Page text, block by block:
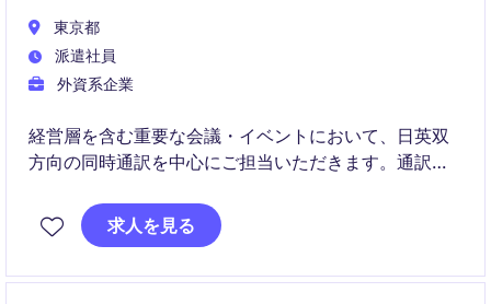
東京都
派遣社員
外資系企業
経営層を含む重要な会議・イベントにおいて、日英双
方向の同時通訳を中心にご担当いただきます。通訳に
りながら、組織運営を支えるポジションです。
求人を見る